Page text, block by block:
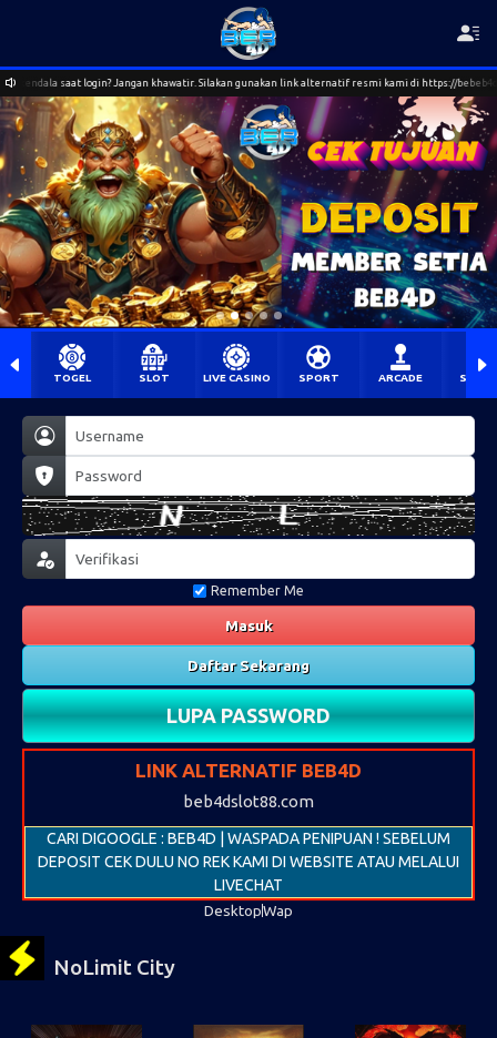
Jangan khawatir. Silakan gunakan link alternatif resmi kami di https://bebeb4d1c.io. Jika masih
Remember Me
Masuk
Daftar Sekarang
LUPA PASSWORD
LINK ALTERNATIF BEB4D
beb4dslot88.com
CARI DIGOOGLE : BEB4D | WASPADA PENIPUAN ! SEBELUM
DEPOSIT CEK DULU NO REK KAMI DI WEBSITE ATAU MELALUI
LIVECHAT
TOGEL SLOT LIVE CASINO SPORT ARCADE
DesktopWap
NoLimit City